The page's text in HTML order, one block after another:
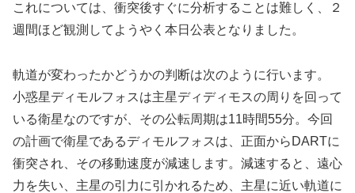
これについては、衝突後すぐに分析することは難しく、２
週間ほど観測してようやく本日公表となりました。
軌道が変わったかどうかの判断は次のように行います。
小惑星ディモルフォスは主星ディディモスの周りを回って
いる衛星なのですが、その公転周期は11時間55分。今回
の計画で衛星であるディモルフォスは、正面からDARTに
衝突され、その移動速度が減速します。減速すると、遠心
力を失い、主星の引力に引かれるため、主星に近い軌道に